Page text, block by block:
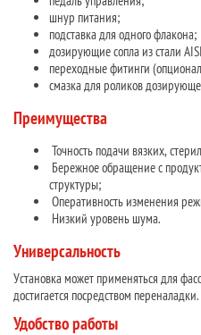
шнур питания;
подставка для одного флакона;
дозирующие сопла из стали
переходные фитинги
смазка для роликов
Преимущества
Точность подачи вязких,
Бережное обращение с
структуры;
Оперативность изменения
Низкий уровень шума.
Универсальность
Установка может применяться для
достигается посредством переналадки.
Удобство работы